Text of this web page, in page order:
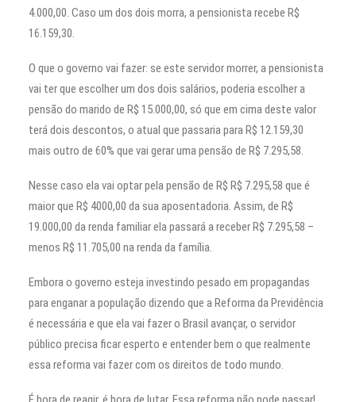
4.000,00. Caso um dos dois morra, a pensionista recebe R$
16.159,30.
O que o governo vai fazer: se este servidor morrer, a pensionista
vai ter que escolher um dos dois salários, poderia escolher a
pensão do marido de R$ 15.000,00, só que em cima deste valor
terá dois descontos, o atual que passaria para R$ 12.159,30
mais outro de 60% que vai gerar uma pensão de R$ 7.295,58.
Nesse caso ela vai optar pela pensão de R$ R$ 7.295,58 que é
maior que R$ 4000,00 da sua aposentadoria. Assim, de R$
19.000,00 da renda familiar ela passará a receber R$ 7.295,58 –
menos R$ 11.705,00 na renda da família.
Embora o governo esteja investindo pesado em propagandas
para enganar a população dizendo que a Reforma da Previdência
é necessária e que ela vai fazer o Brasil avançar, o servidor
público precisa ficar esperto e entender bem o que realmente
essa reforma vai fazer com os direitos de todo mundo.